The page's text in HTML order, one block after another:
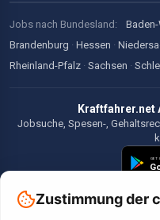
Jobs nach Bundesland:
Brandenburg · Hessen ·
Rheinland-Pfalz · Sachsen ·
Kraftfahrer.net
Jobsuche, Spesen-,
Zustimmung der